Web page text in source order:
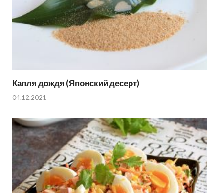
Капля дождя (Японский десерт)
04.12.2021